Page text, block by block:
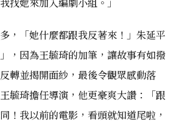
，「她什麼都跟我反著來！」朱延平
，因為王毓琦的加筆，讓故事有如撥
轉並揭開面紗，最後令觀眾感動落
毓琦擔任導演，他更豪爽大讚：「跟
！我以前的電影，看頭就知道尾啦，